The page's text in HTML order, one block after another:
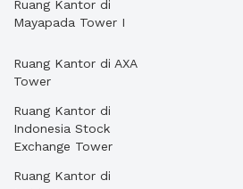
Ruang Kantor di
Mayapada Tower I
Ruang Kantor di AXA
Tower
Ruang Kantor di
Indonesia Stock
Exchange Tower
Ruang Kantor di